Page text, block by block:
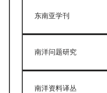
东南亚学刊
南洋问题研究
南洋资料译丛